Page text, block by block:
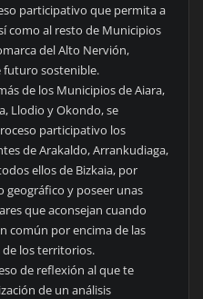
participativo que permita a
como al resto de Municipios
del Alto Nervión,
futuro sostenible.
de los Municipios de Aiara,
Llodio y Okondo, se
participativo los
de Arakaldo, Arrankudiaga,
ellos de Bizkaia, por
geográfico y poseer unas
que aconsejan cuando
común por encima de las
los territorios.
de reflexión al que te
de un análisis